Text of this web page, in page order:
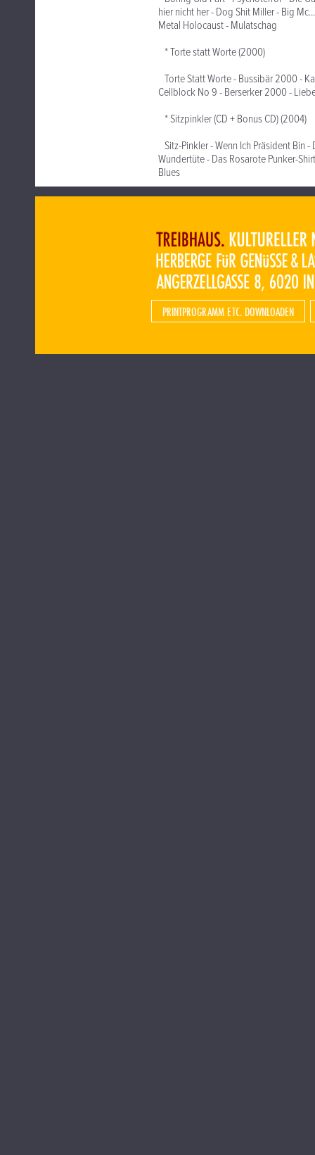
hier nicht her - Dog Shit Miller - Big
Metal Holocaust - Mulatschag
* Torte statt Worte (2000)
Torte Statt Worte - Bussibär 2000 -
Cellblock No 9 - Berserker 2000 -
* Sitzpinkler (CD + Bonus CD) (2004)
Sitz-Pinkler - Wenn Ich Präsident Bin
Wundertüte - Das Rosarote Punker-
Blues
PRINTPROGRAMM ETC. DOWNLOADEN